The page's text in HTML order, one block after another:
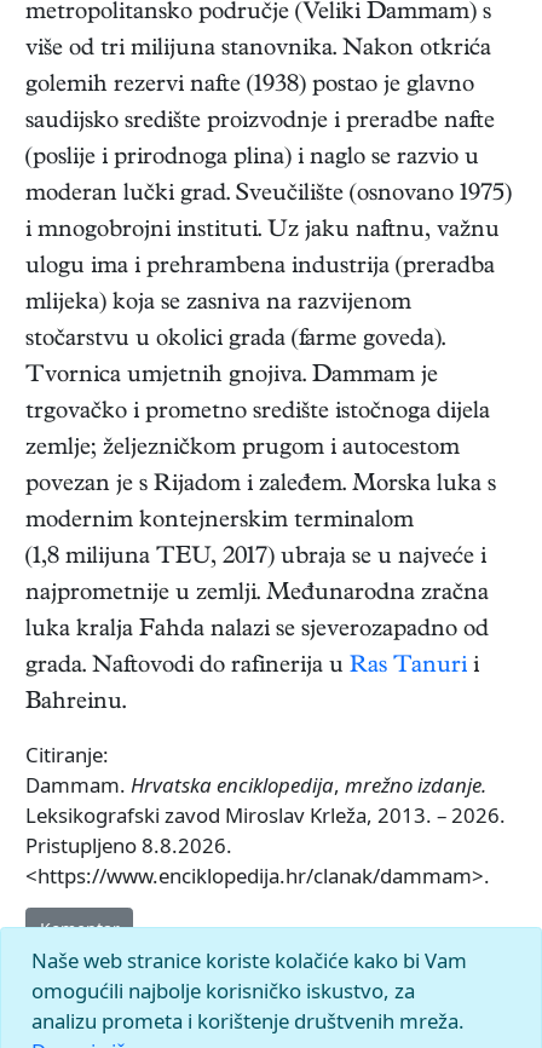
metropolitansko područje (Veliki Dammam) s
više od tri milijuna stanovnika. Nakon otkrića
golemih rezervi nafte (1938) postao je glavno
saudijsko središte proizvodnje i preradbe nafte
(poslije i prirodnoga plina) i naglo se razvio u
moderan lučki grad. Sveučilište (osnovano 1975)
i mnogobrojni instituti. Uz jaku naftnu, važnu
ulogu ima i prehrambena industrija (preradba
mlijeka) koja se zasniva na razvijenom
stočarstvu u okolici grada (farme goveda).
Tvornica umjetnih gnojiva. Dammam je
trgovačko i prometno središte istočnoga dijela
zemlje; željezničkom prugom i autocestom
povezan je s Rijadom i zaleđem. Morska luka s
modernim kontejnerskim terminalom
(1,8 milijuna TEU, 2017) ubraja se u najveće i
najprometnije u zemlji. Međunarodna zračna
luka kralja Fahda nalazi se sjeverozapadno od
grada. Naftovodi do rafinerija u Ras Tanuri i
Bahreinu.
Citiranje:
Dammam. Hrvatska enciklopedija, mrežno izdanje.
Leksikografski zavod Miroslav Krleža, 2013. – 2026.
Pristupljeno 8.8.2026.
<https://www.enciklopedija.hr/clanak/dammam>.
Komentar
Naše web stranice koriste kolačiće kako bi Vam
omogućili najbolje korisničko iskustvo, za
analizu prometa i korištenje društvenih mreža.